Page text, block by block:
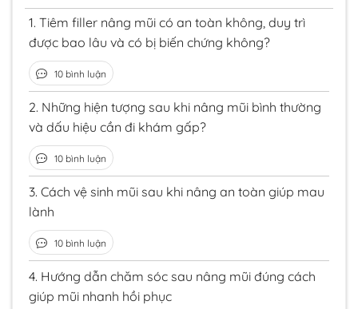
1. Tiêm filler nâng mũi có an toàn không, duy trì
được bao lâu và có bị biến chứng không?
10 bình luận
2. Những hiện tượng sau khi nâng mũi bình thường
và dấu hiệu cần đi khám gấp?
10 bình luận
3. Cách vệ sinh mũi sau khi nâng an toàn giúp mau
lành
10 bình luận
4. Hướng dẫn chăm sóc sau nâng mũi đúng cách
giúp mũi nhanh hồi phục